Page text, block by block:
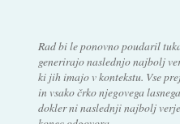
Rad bi le ponovno poudaril
generirajo naslednjo najbolj
ki jih imajo v kontekstu. Vse
in vsako črko njegovega
dokler ni naslednji najbolj